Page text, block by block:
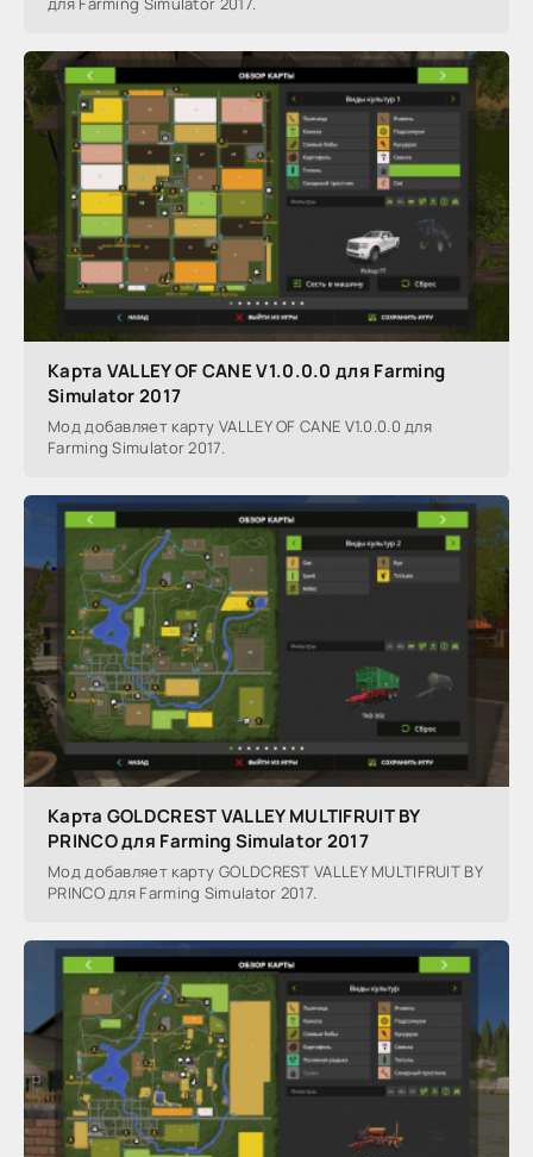
Карта VALLEY OF CANE V1.0.0.0 для Farming
Simulator 2017
Мод добавляет карту VALLEY OF CANE V1.0.0.0 для
Farming Simulator 2017.
Карта GOLDCREST VALLEY MULTIFRUIT BY
PRINCO для Farming Simulator 2017
Мод добавляет карту GOLDCREST VALLEY MULTIFRUIT BY
PRINCO для Farming Simulator 2017.